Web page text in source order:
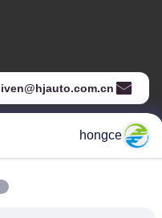
iven@hjauto.com.cn
hongce